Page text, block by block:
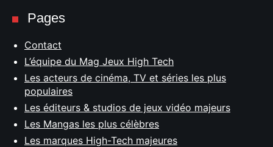
Pages
Contact
L’équipe du Mag Jeux High Tech
Les acteurs de cinéma, TV et séries les plus
populaires
Les éditeurs & studios de jeux vidéo majeurs
Les Mangas les plus célèbres
Les marques High-Tech majeures